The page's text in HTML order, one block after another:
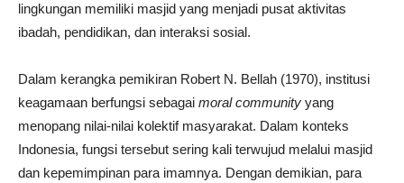
lingkungan memiliki masjid yang menjadi pusat aktivitas
ibadah, pendidikan, dan interaksi sosial.
Dalam kerangka pemikiran Robert N. Bellah (1970), institusi
keagamaan berfungsi sebagai moral community yang
menopang nilai-nilai kolektif masyarakat. Dalam konteks
Indonesia, fungsi tersebut sering kali terwujud melalui masjid
dan kepemimpinan para imamnya. Dengan demikian, para